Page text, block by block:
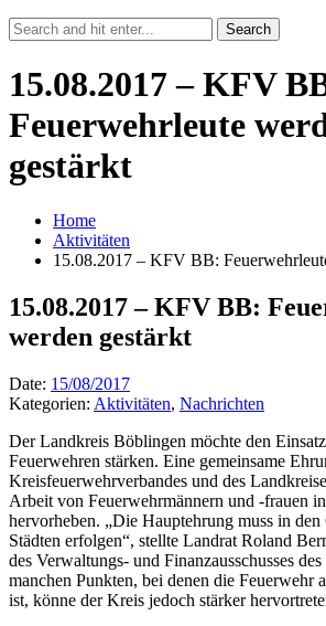
15.08.2017 – KFV
Feuerwehrleute
gestärkt
Home
Aktivitäten
15.08.2017 – KFV BB:
15.08.2017 – KFV BB:
werden gestärkt
Date: 15/08/2017
Kategorien: Aktivitäten, Nachrichten
Der Landkreis Böblingen möchte den
Feuerwehren stärken. Eine gemeinsame
Kreisfeuerwehrverbandes und des
Arbeit von Feuerwehrmännern und -frauen
hervorheben. „Die Hauptehrung muss in den
Städten erfolgen“, stellte Landrat Roland
des Verwaltungs- und Finanzausschusses
manchen Punkten, bei denen die Feuerwehr
ist, könne der Kreis jedoch stärker